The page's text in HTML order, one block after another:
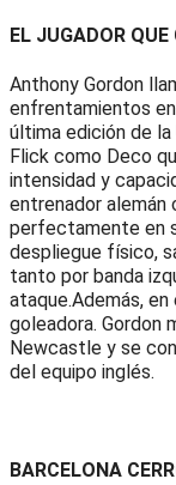
EL JUGADOR
Anthony Gordon
enfrentamientos
última edición de la
Flick como Deco
intensidad y
entrenador alemán
perfectamente en
despliegue físico,
tanto por banda
ataque.Además,
goleadora. Gordon
Newcastle y se
del equipo inglés.
BARCELONA